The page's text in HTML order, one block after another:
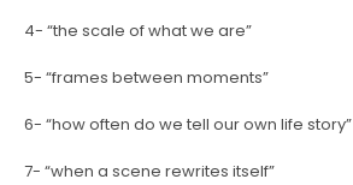
4- “the scale of what we are”
5- “frames between moments”
6- “how often do we tell our own life story”
7- “when a scene rewrites itself”